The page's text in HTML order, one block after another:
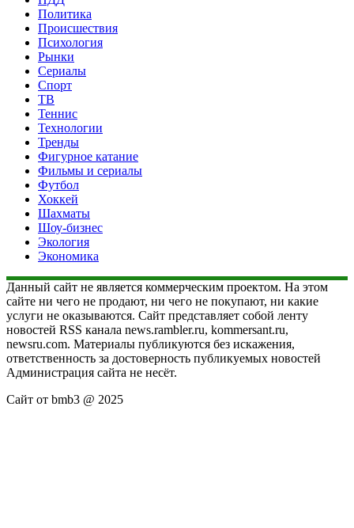
Политика
Происшествия
Психология
Рынки
Сериалы
Спорт
ТВ
Теннис
Технологии
Тренды
Фигурное катание
Фильмы и сериалы
Футбол
Хоккей
Шахматы
Шоу-бизнес
Экология
Экономика
Данный сайт не является коммерческим проектом. На этом
сайте ни чего не продают, ни чего не покупают, ни какие
услуги не оказываются. Сайт представляет собой ленту
новостей RSS канала news.rambler.ru, kommersant.ru,
newsru.com. Материалы публикуются без искажения,
ответственность за достоверность публикуемых новостей
Администрация сайта не несёт.
Сайт от bmb3 @ 2025